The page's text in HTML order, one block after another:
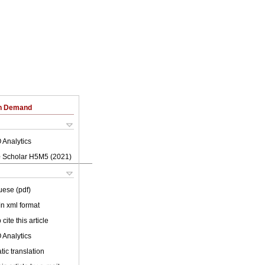
Demand
Analytics
Scholar H5M5 (2021 )
(pdf)
xml format
cite this article
Analytics
translation